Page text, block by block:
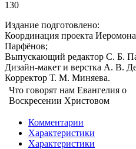
130
Издание подготовлено:
Координация проекта
Парфёнов;
Выпускающий редактор С. Б.
Дизайн-макет и верстка А. В.
Корректор Т. М. Миняева.
Что говорят нам Евангелия о
Воскресении Христовом
Комментарии
Характеристики
Характеристики